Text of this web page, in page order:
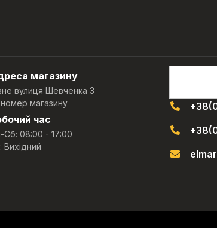
магазину
вулиця Шевченка 3
номер магазину
час
Сб: 08:00 - 17:00
Вихідний